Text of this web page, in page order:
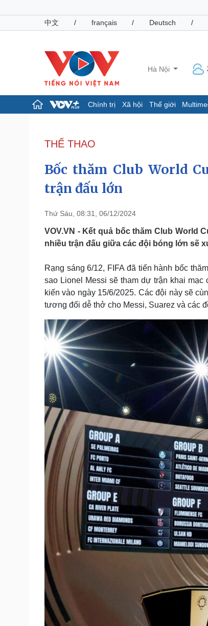
中文
/ français / Deutsch /
Hà Nội
Chính trị Xã hội Thế giới
Đảng
Tổ chức nhân sự
Quốc hội
Nhận diện sự thật
Dấu ấn VOV
Pháp luật
Tin nóng
Tư vấn luật
Việt Nam
Phân tích
Sức khỏe
Dinh dưỡng - món ngon
Cây thuốc
Sản phụ khoa
Nhi khoa
Nam khoa
Làm đẹp - giảm cân
Phòng mạch online
Ăn sạch sống khỏe
Đời sống
Nhà đẹp
Blog
Tình yêu - Gia
Cải chính
THỂ THAO
Bốc thăm Club World
trận đấu lớn
Thứ Sáu, 08:31, 06/12/2024
VOV.VN - Kết quả bốc thăm Club World
nhiều trận đấu giữa các đội bóng lớn sẽ
Rạng sáng 6/12, FIFA đã tiến hành bốc
sao Lionel Messi sẽ tham dự trận khai
kiến vào ngày 15/6/2025. Các đội này sẽ
tương đối dễ thở cho Messi, Suarez và các